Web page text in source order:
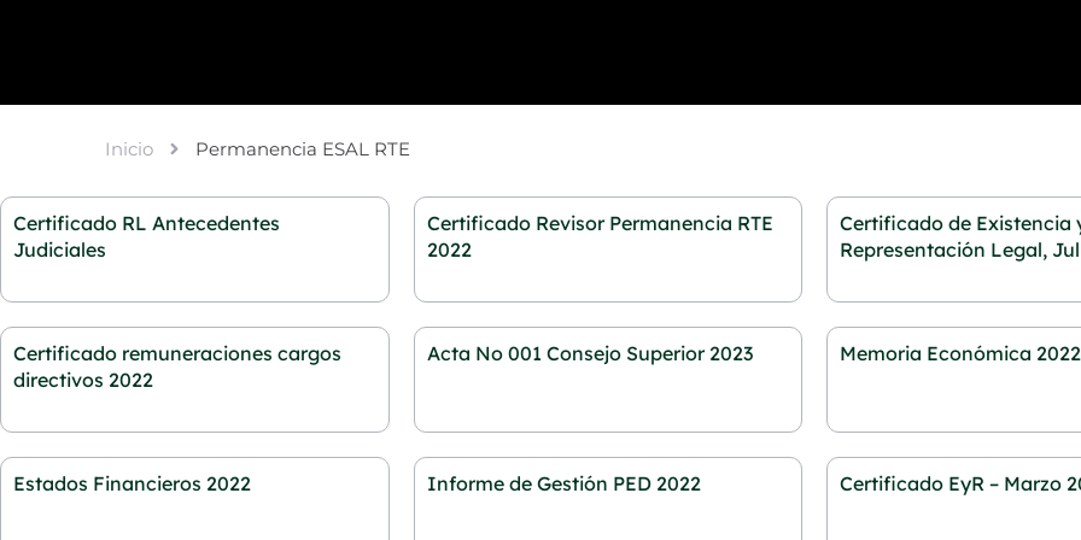
Inicio Permanencia ESAL RTE
Certificado RL Antecedentes
Judiciales
Certificado Revisor Permanencia RTE
2022
Certificado de Existencia
Representación Legal,
Certificado remuneraciones cargos
directivos 2022
Acta No 001 Consejo Superior 2023 Memoria Económica 2022
Estados Financieros 2022 Informe de Gestión PED 2022 Certificado EyR – Marzo
P
e
P
e
e